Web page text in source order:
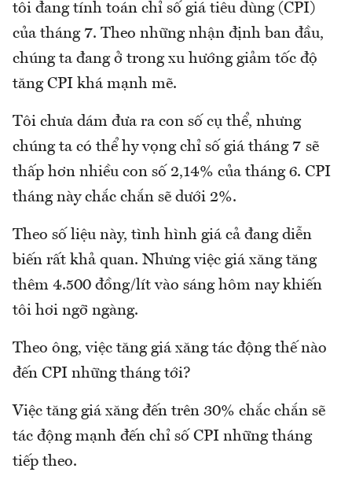
tôi đang tính toán chỉ số giá tiêu dùng (CPI)
của tháng 7. Theo những nhận định ban đầu,
chúng ta đang ở trong xu hướng giảm tốc độ
tăng CPI khá mạnh mẽ.
Tôi chưa dám đưa ra con số cụ thể, nhưng
chúng ta có thể hy vọng chỉ số giá tháng 7 sẽ
thấp hơn nhiều con số 2,14% của tháng 6. CPI
tháng này chắc chắn sẽ dưới 2%.
Theo số liệu này, tình hình giá cả đang diễn
biến rất khả quan. Nhưng việc giá xăng tăng
thêm 4.500 đồng/lít vào sáng hôm nay khiến
tôi hơi ngỡ ngàng.
Theo ông, việc tăng giá xăng tác động thế nào
đến CPI những tháng tới?
Việc tăng giá xăng đến trên 30% chắc chắn sẽ
tác động mạnh đến chỉ số CPI những tháng
tiếp theo.